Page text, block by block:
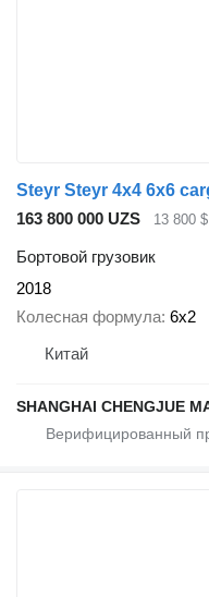
163 800 000 UZS 13 800 $
Бортовой грузовик
2018
Колесная формула 6x2
Китай
SHANGHAI CHENGJUE